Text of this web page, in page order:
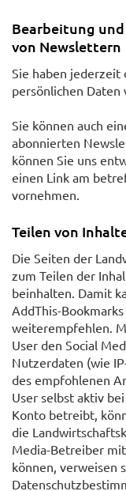
Bearbeitung
von Newslettern
Sie haben jederzeit
persönlichen Daten
Sie können auch
abonnierten
können Sie uns
einen Link am
vornehmen.
Teilen von
Die Seiten der
zum Teilen der
beinhalten. Damit
AddThis-
weiterempfehlen.
User den Social
Nutzerdaten (wie
des empfohlenen
User selbst aktiv
Konto betreibt,
die
Media-Betreiber
können, verweisen